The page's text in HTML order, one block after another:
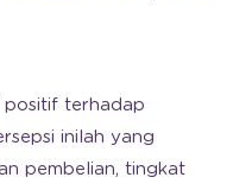
positif terhadap
inilah yang
pembelian, tingkat